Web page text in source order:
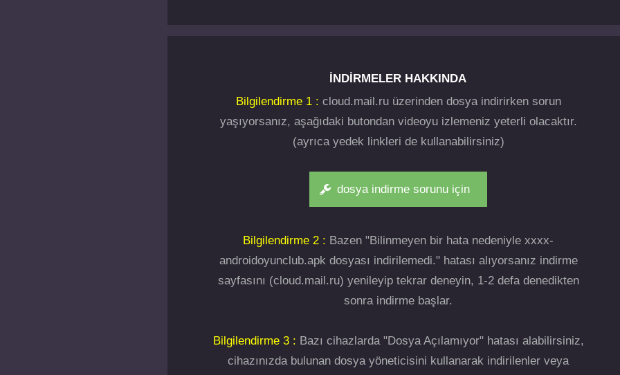
İNDIRMELER HAKKINDA
Bilgilendirme 1 : cloud.mail.ru üzerinden dosya indirirken sorun
yaşıyorsanız, aşağıdaki butondan videoyu izlemeniz yeterli olacaktır.
(ayrıca yedek linkleri de kullanabilirsiniz)
dosya indirme sorunu için
Bilgilendirme 2 : Bazen "Bilinmeyen bir hata nedeniyle xxxx-
androidoyunclub.apk dosyası indirilemedi." hatası alıyorsanız indirme
sayfasını (cloud.mail.ru) yenileyip tekrar deneyin, 1-2 defa denedikten
sonra indirme başlar.
Bilgilendirme 3 : Bazı cihazlarda "Dosya Açılamıyor" hatası alabilirsiniz,
cihazınızda bulunan dosya yöneticisini kullanarak indirilenler veya